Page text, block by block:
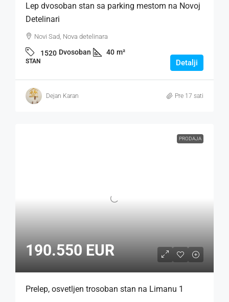
Lep dvosoban stan sa parking mestom na Novoj
Detelinari
Novi Sad, Nova detelinara
1520 Dvosoban 40 m²
STAN Detalji
Dejan Karan Pre 17 sati
PRODAJA
190.550 EUR
Prelep, osvetljen trosoban stan na Limanu 1